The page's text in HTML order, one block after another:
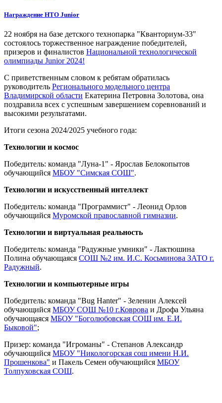
Награждение НТО Junior
22 ноября на базе детского технопарка "Кванториум-33"
состоялось торжественное награждение победителей,
призеров и финалистов Национальной технологической
олимпиады Junior 2024!
С приветственным словом к ребятам обратилась
руководитель Регионального модельного центра
Владимирской области Екатерина Петровна Золотова, она
поздравила всех с успешным завершением соревнований и
высокими результатами.
Итоги сезона 2024/2025 учебного года:
Технологии и космос
Победитель: команда "Луна-1" - Ярослав Белокопытов
обучающийся МБОУ "Симская СОШ".
Технологии и искусственный интеллект
Победитель: команда "Программист" - Леонид Орлов
обучающийся Муромской православной гимназии.
Технологии и виртуальная реальность
Победитель: команда "Радужные умники" - Лактюшина
Полина обучающаяся СОШ №2 им. И.С. Косьминова ЗАТО г.
Радужный.
Технологии и компьютерные игры
Победитель: команда "Bug Hanter" - Зеленин Алексей
обучающийся МБОУ СОШ №10 г.Коврова и Дрофа Ульяна
обучающаяся МБОУ "Боголюбовская СОШ им. Е.И.
Быковой";
Призер: команда "Игроманы" - Степанов Александр
обучающийся МБОУ "Никологорская сош имени Н.И.
Прошенкова" и Пакель Семен обучающийся МБОУ
Толпуховская СОШ.